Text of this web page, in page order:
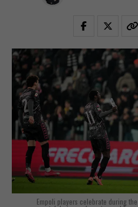
Empoli players celebrate during